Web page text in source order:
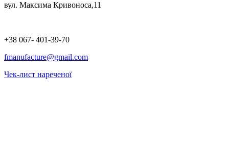
вул. Максима Кривоноса,11
+38 067- 401-39-70
fmanufacture@gmail.com
Чек-лист нареченої